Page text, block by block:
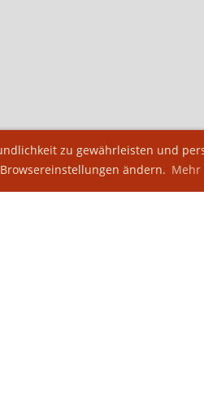
zu gewährleisten und
ändern. Mehr